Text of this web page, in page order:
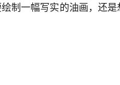
制一幅写实的油画，还